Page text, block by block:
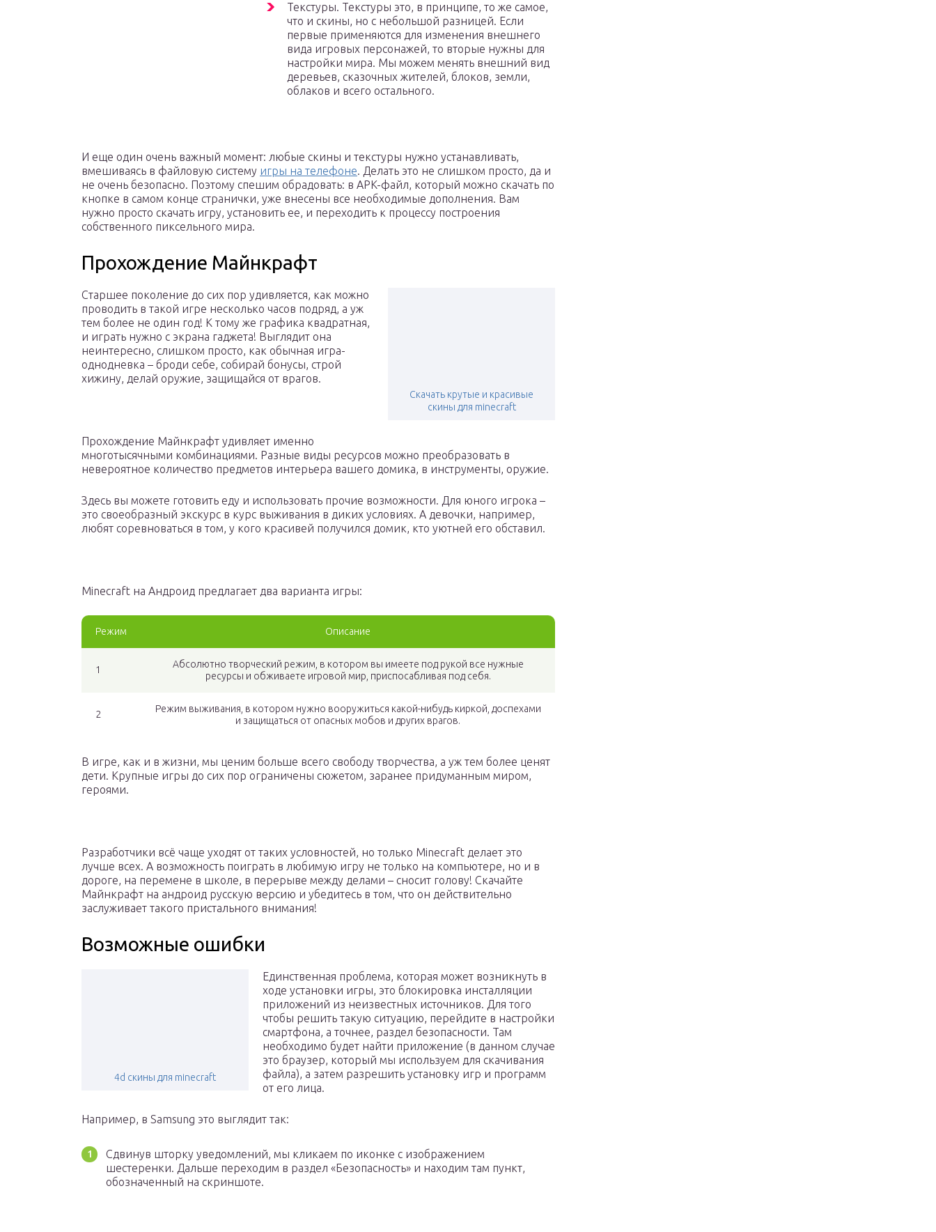
Текстуры. Текстуры это, в принципе, то же самое,
что и скины, но с небольшой разницей. Если
первые применяются для изменения внешнего
вида игровых персонажей, то вторые нужны для
настройки мира. Мы можем менять внешний вид
деревьев, сказочных жителей, блоков, земли,
облаков и всего остального.
И еще один очень важный момент: любые скины и текстуры нужно устанавливать,
вмешиваясь в файловую систему игры на телефоне. Делать это не слишком просто, да и
не очень безопасно. Поэтому спешим обрадовать: в APK-файл, который можно скачать по
кнопке в самом конце странички, уже внесены все необходимые дополнения. Вам
нужно просто скачать игру, установить ее, и переходить к процессу построения
собственного пиксельного мира.
Прохождение Майнкрафт
Скачать крутые и красивые
скины для minecraft
Старшее поколение до сих пор удивляется, как можно
проводить в такой игре несколько часов подряд, а уж
тем более не один год! К тому же графика квадратная,
и играть нужно с экрана гаджета! Выглядит она
неинтересно, слишком просто, как обычная игра-
однодневка – броди себе, собирай бонусы, строй
хижину, делай оружие, защищайся от врагов.
Прохождение Майнкрафт удивляет именно
многотысячными комбинациями. Разные виды ресурсов можно преобразовать в
невероятное количество предметов интерьера вашего домика, в инструменты, оружие.
Здесь вы можете готовить еду и использовать прочие возможности. Для юного игрока –
это своеобразный экскурс в курс выживания в диких условиях. А девочки, например,
любят соревноваться в том, у кого красивей получился домик, кто уютней его обставил.
Minecraft на Андроид предлагает два варианта игры:
Режим Описание
1
Абсолютно творческий режим, в котором вы имеете под рукой все нужные
ресурсы и обживаете игровой мир, приспосабливая под себя.
2
Режим выживания, в котором нужно вооружиться какой-нибудь киркой, доспехами
и защищаться от опасных мобов и других врагов.
В игре, как и в жизни, мы ценим больше всего свободу творчества, а уж тем более ценят
дети. Крупные игры до сих пор ограничены сюжетом, заранее придуманным миром,
героями.
Разработчики всё чаще уходят от таких условностей, но только Minecraft делает это
лучше всех. А возможность поиграть в любимую игру не только на компьютере, но и в
дороге, на перемене в школе, в перерыве между делами – сносит голову! Скачайте
Майнкрафт на андроид русскую версию и убедитесь в том, что он действительно
заслуживает такого пристального внимания!
Возможные ошибки
4d скины для minecraft
Единственная проблема, которая может возникнуть в
ходе установки игры, это блокировка инсталляции
приложений из неизвестных источников. Для того
чтобы решить такую ситуацию, перейдите в настройки
смартфона, а точнее, раздел безопасности. Там
необходимо будет найти приложение (в данном случае
это браузер, который мы используем для скачивания
файла), а затем разрешить установку игр и программ
от его лица.
Например, в Samsung это выглядит так:
Сдвинув шторку уведомлений, мы кликаем по иконке с изображением
шестеренки. Дальше переходим в раздел «Безопасность» и находим там пункт,
обозначенный на скриншоте.